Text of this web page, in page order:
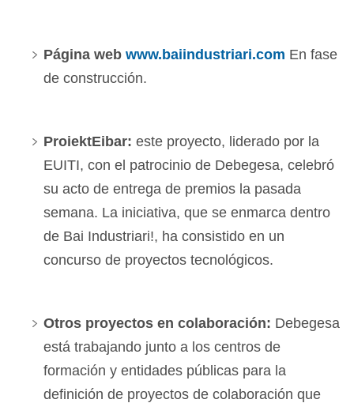
Página web www.baiindustriari.com En fase
de construcción.
ProiektEibar: este proyecto, liderado por la
EUITI, con el patrocinio de Debegesa, celebró
su acto de entrega de premios la pasada
semana. La iniciativa, que se enmarca dentro
de Bai Industriari!, ha consistido en un
concurso de proyectos tecnológicos.
Otros proyectos en colaboración: Debegesa
está trabajando junto a los centros de
formación y entidades públicas para la
definición de proyectos de colaboración que